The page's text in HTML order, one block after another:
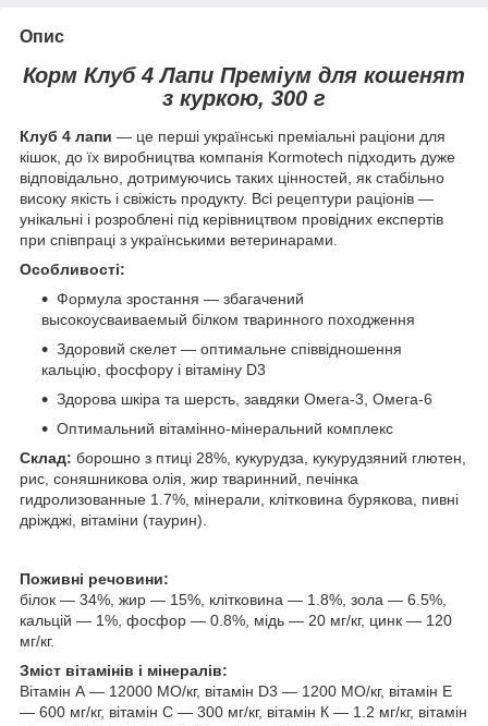
Опис
Корм Клуб 4 Лапи Преміум для кошенят
з куркою, 300 г
Клуб 4 лапи — це перші українські преміальні раціони для
кішок, до їх виробництва компанія Kormotech підходить дуже
відповідально, дотримуючись таких цінностей, як стабільно
високу якість і свіжість продукту. Всі рецептури раціонів —
унікальні і розроблені під керівництвом провідних експертів
при співпраці з українськими ветеринарами.
Особливості:
Формула зростання — збагачений
высокоусваиваемый білком тваринного походження
Здоровий скелет — оптимальне співвідношення
кальцію, фосфору і вітаміну D3
Здорова шкіра та шерсть, завдяки Омега-3, Омега-6
Оптимальний вітамінно-мінеральний комплекс
Склад: борошно з птиці 28%, кукурудза, кукурудзяний глютен,
рис, соняшникова олія, жир тваринний, печінка
гидролизованные 1.7%, мінерали, клітковина бурякова, пивні
дріжджі, вітаміни (таурин).
Поживні речовини:
білок — 34%, жир — 15%, клітковина — 1.8%, зола — 6.5%,
кальцій — 1%, фосфор — 0.8%, мідь — 20 мг/кг, цинк — 120
мг/кг.
Зміст вітамінів і мінералів:
Вітамін А — 12000 МО/кг, вітамін D3 — 1200 МО/кг, вітамін Е
— 600 мг/кг, вітамін С — 300 мг/кг, вітамін К — 1.2 мг/кг, вітамін